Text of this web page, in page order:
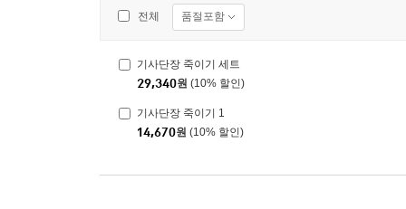
전체 품절포함
기사단장 죽이기 세트
29,340원 (10% 할인)
기사단장 죽이기 1
14,670원 (10% 할인)